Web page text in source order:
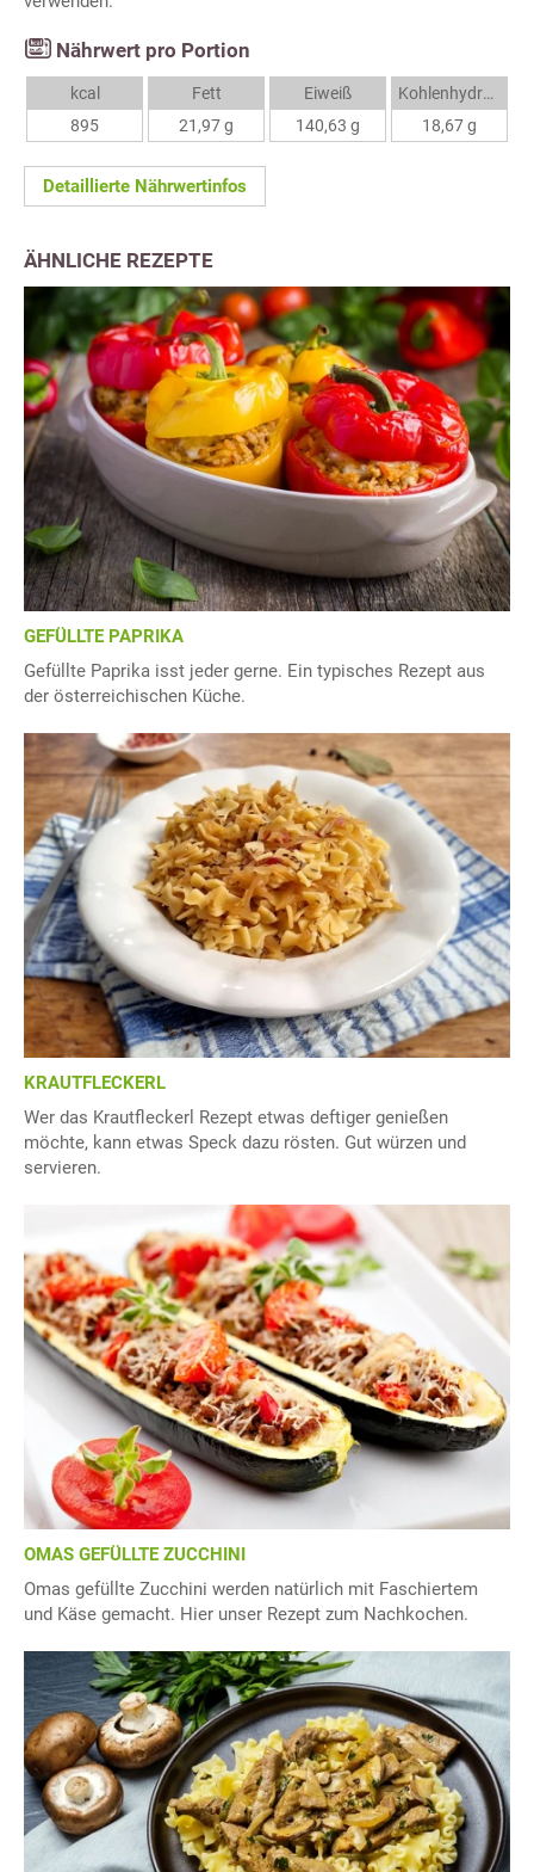
Nährwert pro Portion
kcal
895
Fett
21,97 g
Eiweiß
140,63 g
Kohlenhydrate
18,67 g
Detaillierte Nährwertinfos
ÄHNLICHE REZEPTE
GEFÜLLTE PAPRIKA
Gefüllte Paprika isst jeder gerne. Ein typisches Rezept aus
der österreichischen Küche.
KRAUTFLECKERL
Wer das Krautfleckerl Rezept etwas deftiger genießen
möchte, kann etwas Speck dazu rösten. Gut würzen und
servieren.
OMAS GEFÜLLTE ZUCCHINI
Omas gefüllte Zucchini werden natürlich mit Faschiertem
und Käse gemacht. Hier unser Rezept zum Nachkochen.